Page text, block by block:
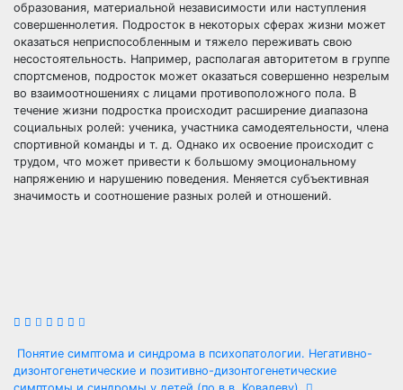
образования, материальной независимости или наступления
совершеннолетия. Подросток в некоторых сферах жизни может
оказаться неприспособленным и тяжело переживать свою
несостоятельность. Например, располагая авторитетом в группе
спортсменов, подросток может оказаться совершенно незрелым
во взаимоотношениях с лицами противоположного пола. В
течение жизни подростка происходит расширение диапазона
социальных ролей: ученика, участника самодеятельности, члена
спортивной команды и т. д. Однако их освоение происходит с
трудом, что может привести к большому эмоциональному
напряжению и нарушению поведения. Меняется субъективная
значимость и соотношение разных ролей и отношений.
Навигация
Понятие симптома и синдрома в психопатологии. Негативно-
дизонтогенетические и позитивно-дизонтогенетические